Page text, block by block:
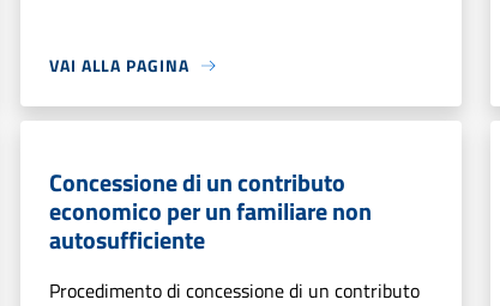
VAI ALLA PAGINA
Concessione di un contributo
economico per un familiare non
autosufficiente
Procedimento di concessione di un contributo